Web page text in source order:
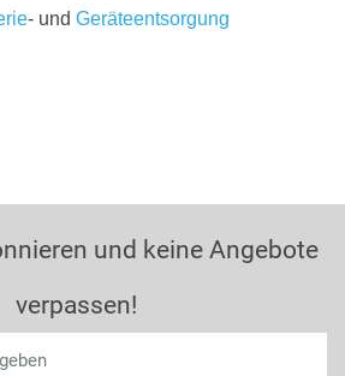
- und Geräteentsorgung
und keine Angebote
verpassen!